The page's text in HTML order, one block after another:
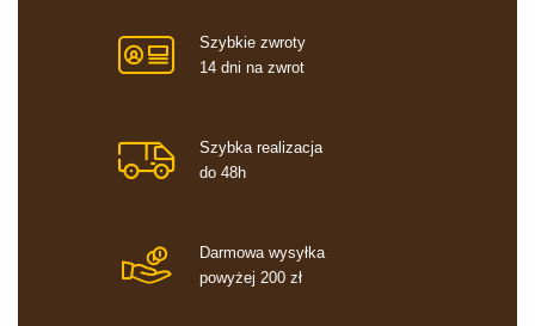
Szybkie zwroty
14 dni na zwrot
Szybka realizacja
do 48h
Darmowa wysyłka
powyżej 200 zł